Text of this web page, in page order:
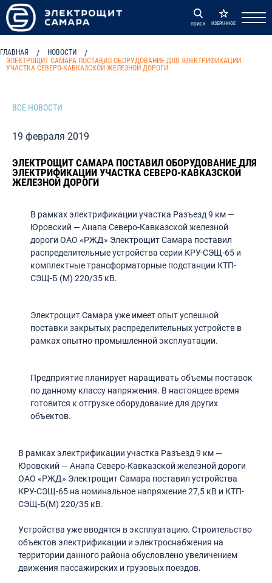
ПОИСК ИЗБРАННОЕ
ГЛАВНАЯ / НОВОСТИ /
ЭЛЕКТРОЩИТ САМАРА ПОСТАВИЛ ОБОРУДОВАНИЕ ДЛЯ ЭЛЕКТРИФИКАЦИИ
УЧАСТКА СЕВЕРО-КАВКАЗСКОЙ ЖЕЛЕЗНОЙ ДОРОГИ
ВСЕ НОВОСТИ
19 февраля 2019
ЭЛЕКТРОЩИТ САМАРА ПОСТАВИЛ ОБОРУДОВАНИЕ ДЛЯ
ЭЛЕКТРИФИКАЦИИ УЧАСТКА СЕВЕРО-КАВКАЗСКОЙ
ЖЕЛЕЗНОЙ ДОРОГИ
В рамках электрификации участка Разъезд 9 км —
Юровский — Анапа Северо-Кавказской железной
дороги ОАО «РЖД» Электрощит Самара поставил
распределительные устройства серии КРУ-СЭЩ-65 и
комплектные трансформаторные подстанции КТП-
СЭЩ-Б (М) 220/35 кВ.
Электрощит Самара уже имеет опыт успешной
поставки закрытых распределительных устройств в
рамках опытно-промышленной эксплуатации.
Предприятие планирует наращивать объемы поставок
по данному классу напряжения. В настоящее время
готовится к отгрузке оборудование для других
объектов.
В рамках электрификации участка Разъезд 9 км —
Юровский — Анапа Северо-Кавказской железной дороги
ОАО «РЖД» Электрощит Самара поставил устройства
КРУ-СЭЩ-65 на номинальное напряжение 27,5 кВ и КТП-
СЭЩ-Б(М) 220/35 кВ.
Устройства уже вводятся в эксплуатацию. Строительство
объектов электрификации и электроснабжения на
территории данного района обусловлено увеличением
движения пассажирских и грузовых поездов.